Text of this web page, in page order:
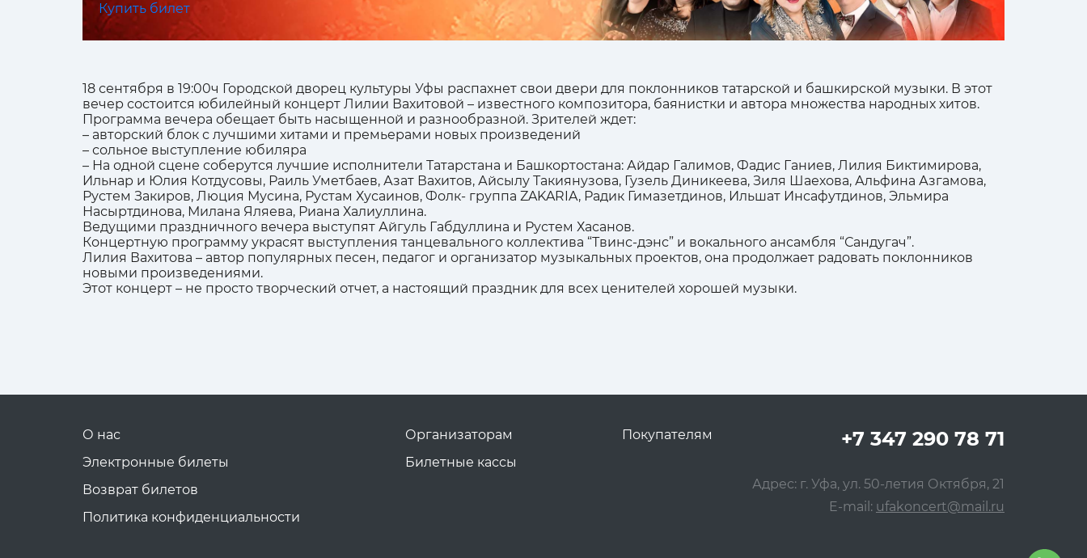
Купить билет
18 сентября в 19:00ч Городской дворец культуры Уфы распахнет свои двери для поклонников татарской и башкирской музыки. В этот
вечер состоится юбилейный концерт Лилии Вахитовой – известного композитора, баянистки и автора множества народных хитов.
Программа вечера обещает быть насыщенной и разнообразной. Зрителей ждет:
– авторский блок с лучшими хитами и премьерами новых произведений
– сольное выступление юбиляра
– На одной сцене соберутся лучшие исполнители Татарстана и Башкортостана: Айдар Галимов, Фадис Ганиев, Лилия Биктимирова,
Ильнар и Юлия Котдусовы, Раиль Уметбаев, Азат Вахитов, Айсылу Такиянузова, Гузель Диникеева, Зиля Шаехова, Альфина Азгамова,
Рустем Закиров, Люция Мусина, Рустам Хусаинов, Фолк- группа ZAKARIA, Радик Гимазетдинов, Ильшат Инсафутдинов, Эльмира
Насыртдинова, Милана Яляева, Риана Халиуллина.
Ведущими праздничного вечера выступят Айгуль Габдуллина и Рустем Хасанов.
Концертную программу украсят выступления танцевального коллектива “Твинс-дэнс” и вокального ансамбля “Сандугач”.
Лилия Вахитова – автор популярных песен, педагог и организатор музыкальных проектов, она продолжает радовать поклонников
новыми произведениями.
Этот концерт – не просто творческий отчет, а настоящий праздник для всех ценителей хорошей музыки.
О нас
Электронные билеты
Возврат билетов
Политика конфиденциальности
Организаторам
Билетные кассы
Покупателям +7 347 290 78 71
Адрес: г. Уфа, ул. 50-летия Октября, 21
E-mail: ufakoncert@mail.ru